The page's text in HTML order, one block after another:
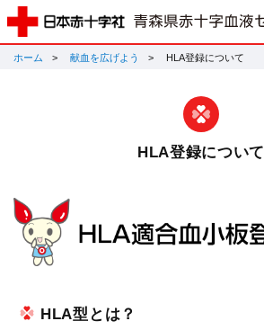
ホーム 献血を広げよう HLA登録について
HLA登録について
HLA型とは？